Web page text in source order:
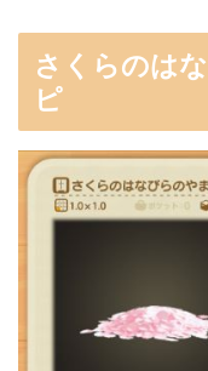
さくらのは
ピ